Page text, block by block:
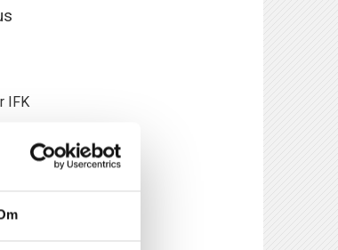
IFK
sig till
en förlust
såväl